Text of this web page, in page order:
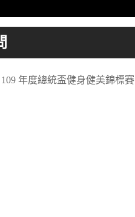
109 年度總統盃健身健美錦標賽